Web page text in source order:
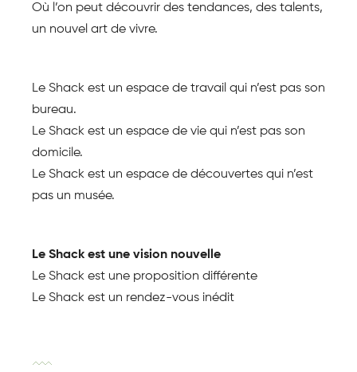
Où l’on peut découvrir des tendances, des talents,
un nouvel art de vivre.
Le Shack est un espace de travail qui n’est pas son
bureau.
Le Shack est un espace de vie qui n’est pas son
domicile.
Le Shack est un espace de découvertes qui n’est
pas un musée.
Le Shack est une vision nouvelle
Le Shack est une proposition différente
Le Shack est un rendez-vous inédit